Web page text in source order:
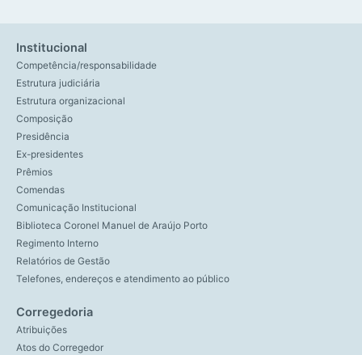
Institucional
Competência/responsabilidade
Estrutura judiciária
Estrutura organizacional
Composição
Presidência
Ex-presidentes
Prêmios
Comendas
Comunicação Institucional
Biblioteca Coronel Manuel de Araújo Porto
Regimento Interno
Relatórios de Gestão
Telefones, endereços e atendimento ao público
Corregedoria
Atribuições
Atos do Corregedor